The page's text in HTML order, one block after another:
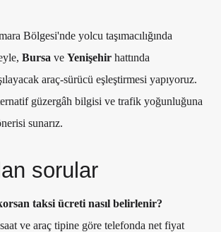
Bölgesi'nde yolcu taşımacılığında
Bursa ve Yenişehir hattında
araç-sürücü eşleştirmesi yapıyoruz.
güzergâh bilgisi ve trafik yoğunluğuna
sunarız.
sorular
taksi ücreti nasıl belirlenir?
ve araç tipine göre telefonda net fiyat